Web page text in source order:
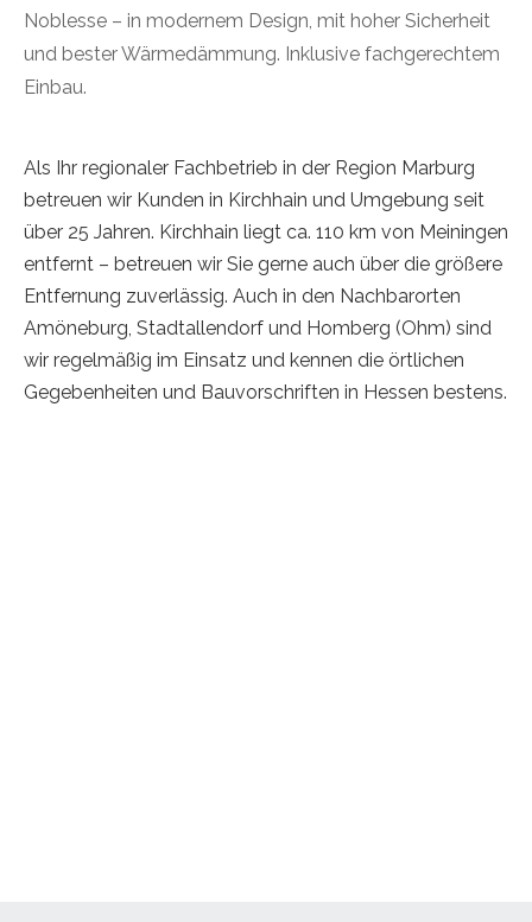
Noblesse – in modernem Design, mit hoher Sicherheit
und bester Wärmedämmung. Inklusive fachgerechtem
Einbau.
Als Ihr regionaler Fachbetrieb in der Region Marburg
betreuen wir Kunden in Kirchhain und Umgebung seit
über 25 Jahren. Kirchhain liegt ca. 110 km von Meiningen
entfernt – betreuen wir Sie gerne auch über die größere
Entfernung zuverlässig. Auch in den Nachbarorten
Amöneburg, Stadtallendorf und Homberg (Ohm) sind
wir regelmäßig im Einsatz und kennen die örtlichen
Gegebenheiten und Bauvorschriften in Hessen bestens.